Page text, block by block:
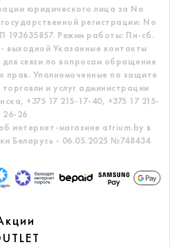
юридического лица за No
регистрации: No
193635857. Режим работы: Пн-сб.
- выходной Указанные контакты
связи по вопросам обращения
прав. Уполномоченные по защите
и услуг администрации
+375 17 215-17-40, +375 17 215-
26-26
интернет-магазине atrium.by в
Беларусь - 06.05.2025 №748434